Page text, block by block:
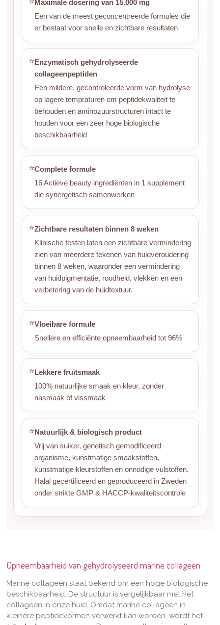
Maximale dosering van 15.000 mg
Een van de meest geconcentreerde formules die
er bestaat voor snelle en zichtbare resultaten
⭐Enzymatisch gehydrolyseerde
collageenpeptiden
Een mildere, gecontroleerde vorm van hydrolyse
op lagere tempraturen om peptidekwaliteit te
behouden en aminozuurstructuren intact te
houden voor een zeer hoge biologische
beschikbaarheid
⭐Complete formule
16 Actieve beauty ingrediënten in 1 supplement
die synergetisch samenwerken
⭐Zichtbare resultaten binnen 8 weken
Klinische testen laten een zichtbare vermindering
zien van meerdere tekenen van huidveroudering
binnen 8 weken, waaronder een vermindering
van huidpigmentatie, roodheid, vlekken en een
verbetering van de huidtextuur.
⭐Vloeibare formule
Snellere en efficiënte opneembaarheid tot 96%
⭐Lekkere fruitsmaak
100% natuurlijke smaak en kleur, zonder
nasmaak of vissmaak
⭐Natuurlijk & biologisch product
Vrij van suiker, genetisch gemodificeerd
organisme, kunstmatige smaakstoffen,
kunstmatige kleurstoffen en onnodige vulstoffen.
Halal gecertificeerd en geproduceerd in Zweden
onder strikte GMP & HACCP-kwaliteitscontrole
Opneembaarheid van gehydrolyseerd marine collageen
Marine collageen staat bekend om een hoge biologische
beschikbaarheid. De structuur is vergelijkbaar met het
collageen in onze huid. Omdat marine collageen in
kleinere peptidevormen verwerkt kan worden, wordt het